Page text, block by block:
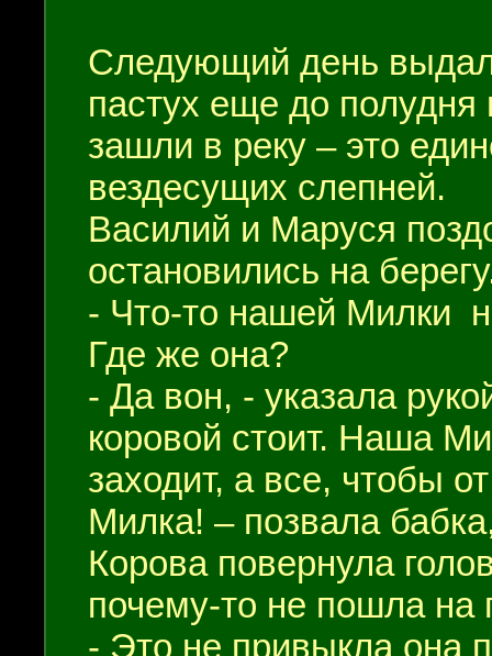
Следующий день
пастух еще до полудня
зашли в реку – это
вездесущих слепней.
Василий и Маруся
остановились на
- Что-то нашей Милки
Где же она?
- Да вон, - указала
коровой стоит. Наша
заходит, а все, чтобы
Милка! – позвала
Корова повернула
почему-то не пошла на
- Это не привыкла она